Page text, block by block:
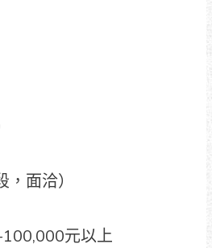
，面洽）
元以上